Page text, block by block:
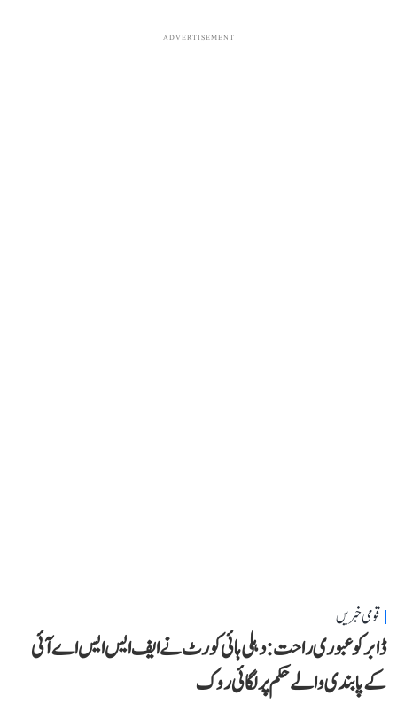
ADVERTISEMENT
قومی خبریں
ڈابر کو عبوری راحت: دہلی ہائی کورٹ نے ایف ایس ایس اے آئی
کے پابندی والے حکم پر لگائی روک